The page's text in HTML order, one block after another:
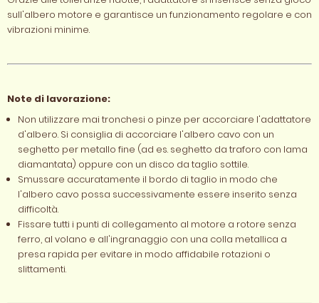
sull'albero motore e garantisce un funzionamento regolare e con
vibrazioni minime.
Note di lavorazione:
Non utilizzare mai tronchesi o pinze per accorciare l'adattatore
d'albero. Si consiglia di accorciare l'albero cavo con un
seghetto per metallo fine (ad es. seghetto da traforo con lama
diamantata) oppure con un disco da taglio sottile.
Smussare accuratamente il bordo di taglio in modo che
l'albero cavo possa successivamente essere inserito senza
difficoltà.
Fissare tutti i punti di collegamento al motore a rotore senza
ferro, al volano e all'ingranaggio con una colla metallica a
presa rapida per evitare in modo affidabile rotazioni o
slittamenti.